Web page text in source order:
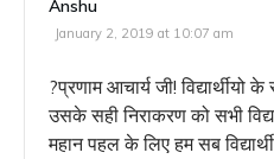
Anshu
January 2, 2019 at 10:07 am
?प्रणाम आचार्य जी!
उसके सही निराकरण को सभी
महान पहल के लिए हम सब